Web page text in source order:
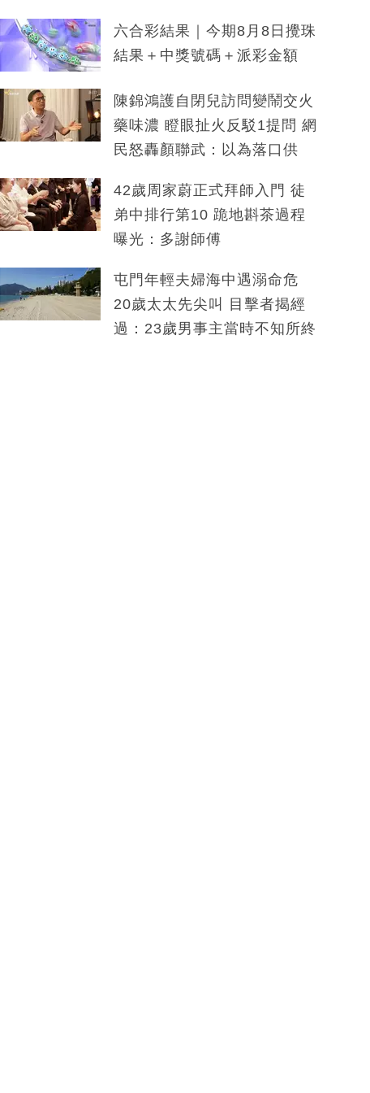
六合彩結果｜今期8月8日攪珠
結果＋中獎號碼＋派彩金額
陳錦鴻護自閉兒訪問變鬧交火
藥味濃 瞪眼扯火反駁1提問 網
民怒轟顏聯武：以為落口供
42歲周家蔚正式拜師入門 徒
弟中排行第10 跪地斟茶過程
曝光：多謝師傅
屯門年輕夫婦海中遇溺命危
20歲太太先尖叫 目擊者揭經
過：23歲男事主當時不知所終